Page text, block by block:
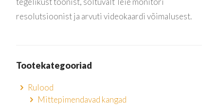
resolutsioonist ja arvuti videokaardi võimalusest.
Tootekategooriad
Rulood
Mittepimendavad kangad